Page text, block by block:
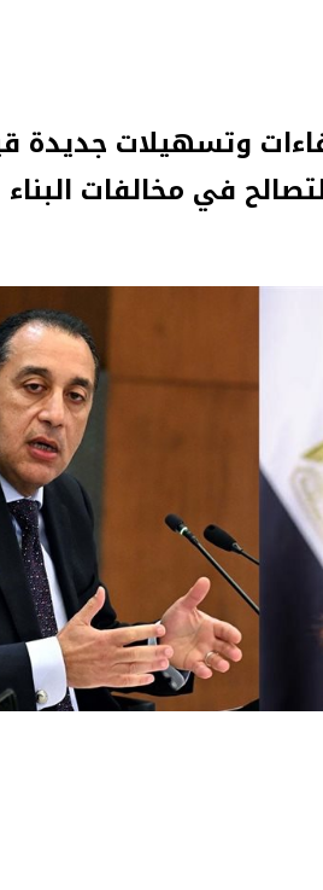
وتسهيلات جديدة
في مخالفات البناء